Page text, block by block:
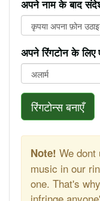
अपने नाम के बाद
अपने रिंगटोन के
रिंगटोन्स बनाएँ
Note! We dont
music in our
one. That's
infringe